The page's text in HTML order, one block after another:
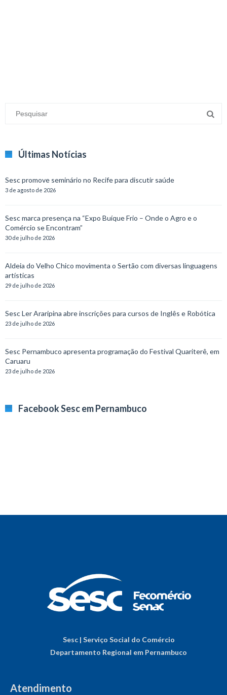
Últimas Notícias
Sesc promove seminário no Recife para discutir saúde
3 de agosto de 2026
Sesc marca presença na “Expo Buíque Frio – Onde o Agro e o
Comércio se Encontram”
30 de julho de 2026
Aldeia do Velho Chico movimenta o Sertão com diversas linguagens
artísticas
29 de julho de 2026
Sesc Ler Araripina abre inscrições para cursos de Inglês e Robótica
23 de julho de 2026
Sesc Pernambuco apresenta programação do Festival Quariterê, em
Caruaru
23 de julho de 2026
Facebook Sesc em Pernambuco
Sesc | Serviço Social do Comércio
Departamento Regional em Pernambuco
Atendimento